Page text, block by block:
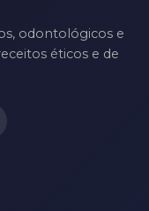
odontológicos e
éticos e de